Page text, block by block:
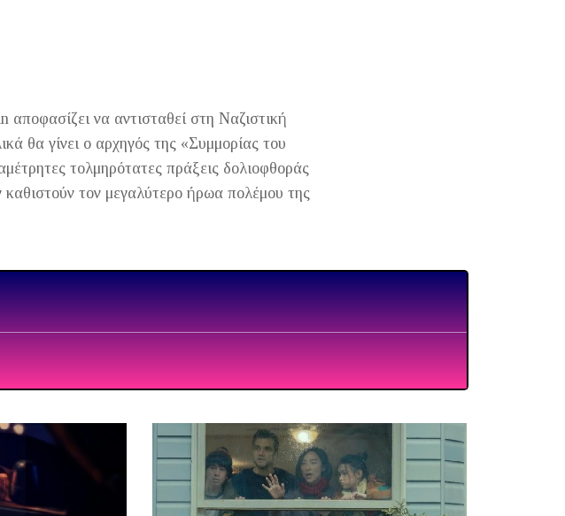
να αντισταθεί στη Ναζιστική
θα γίνει ο αρχηγός της «Συμμορίας του
τολμηρότατες πράξεις δολιοφθοράς
τον μεγαλύτερο ήρωα πολέμου της